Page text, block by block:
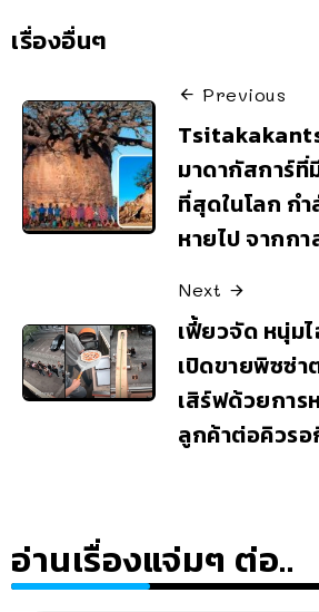
เรื่องอื่นๆ
Previous
มาดากัสการ์
ที่สุดในโลก ก
หายไป จากกา
Next
เฟี้ยวจัด หนุ่ม
เปิดขายพิซซ่า
เสิร์ฟด้วยการ
ลูกค้าต่อคิวร
อ่านเรื่องแจ่มๆ ต่อ..